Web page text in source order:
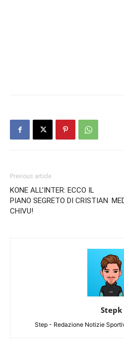
Previous article
KONE ALL’INTER: ECCO IL
PIANO SEGRETO DI CRISTIAN
CHIVU!
Stepk
Step - Redazione Notizie